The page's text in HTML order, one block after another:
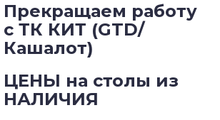
Прекращаем работу
с ТК КИТ (GTD/
Кашалот)
ЦЕНЫ на столы из
НАЛИЧИЯ